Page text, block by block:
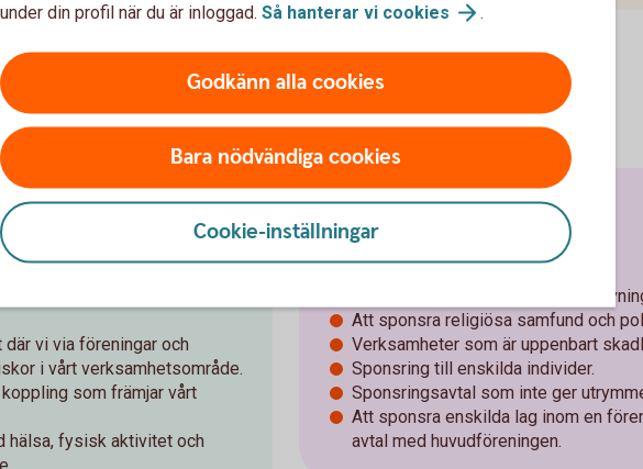
vi via föreningar och
i vårt verksamhetsområde.
som främjar vårt
hälsa, fysisk aktivitet och
Vi undviker
Passiv och rutinmässig
Att sponsra religiösa samfund och
Verksamheter som är uppenbart
Sponsring till enskilda individer.
Sponsringsavtal som inte ger
Att sponsra enskilda lag inom en
avtal med huvudföreningen.
under din profil när du är inloggad. Så hanterar vi cookies .
Godkänn alla cookies
Bara nödvändiga cookies
Cookie-inställningar